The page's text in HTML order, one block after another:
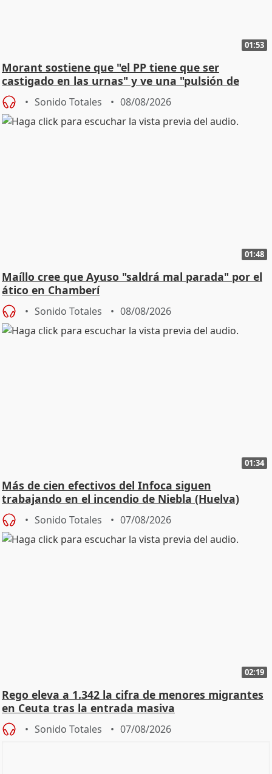
01:53
Morant sostiene que "el PP tiene que ser
castigado en las urnas" y ve una "pulsión de
cambio"
Sonido Totales 08/08/2026
01:48
Maíllo cree que Ayuso "saldrá mal parada" por el
ático en Chamberí
Sonido Totales 08/08/2026
01:34
Más de cien efectivos del Infoca siguen
trabajando en el incendio de Niebla (Huelva)
Sonido Totales 07/08/2026
02:19
Rego eleva a 1.342 la cifra de menores migrantes
en Ceuta tras la entrada masiva
Sonido Totales 07/08/2026